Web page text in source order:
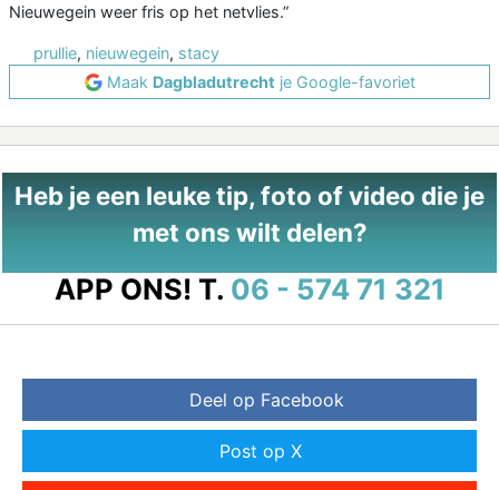
Nieuwegein weer fris op het netvlies.”
prullie, nieuwegein, stacy
Maak Dagbladutrecht je Google-favoriet
Heb je een leuke tip, foto of video die je
met ons wilt delen?
APP ONS! T. 06 - 574 71 321
Deel op Facebook
Post op X